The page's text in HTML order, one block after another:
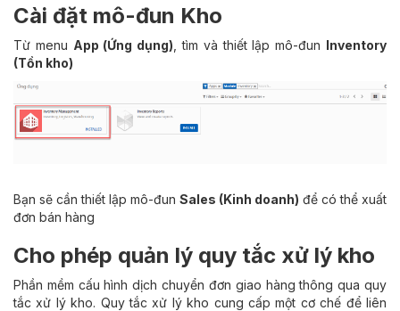
Cài đặt mô-đun Kho
Từ menu App (Ứng dụng) , tìm và thiết lập mô-đun Inventory
(Tồn kho)
Bạn sẽ cần thiết lập mô-đun Sales (Kinh doanh) để có thể xuất
đơn bán hàng
Cho phép quản lý quy tắc xử lý kho
Phần mềm cấu hình dịch chuyển đơn giao hàng thông qua quy
tắc xử lý kho. Quy tắc xử lý kho cung cấp một cơ chế để liên